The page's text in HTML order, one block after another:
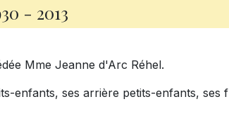
- 2013
Mme Jeanne d'Arc Réhel.
enfants, ses arrière petits-enfants, ses